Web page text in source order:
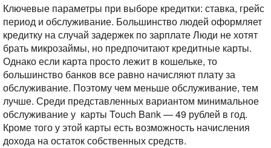
Ключевые параметры при выборе кредитки: ставка, грейс
период и обслуживание. Большинство людей оформляет
кредитку на случай задержек по зарплатеЛюди не хотят
брать микрозаймы, но предпочитают кредитные карты.
Однако если карта просто лежит в кошельке, то
большинство банков все равно начисляют плату за
обслуживание. Поэтому чем меньше обслуживание, тем
лучше. Среди представленных вариантом минимальное
обслуживание у карты Touch Bank — 49 рублей в год.
Кроме того у этой карты есть возможность начисления
дохода на остаток собственных средств.